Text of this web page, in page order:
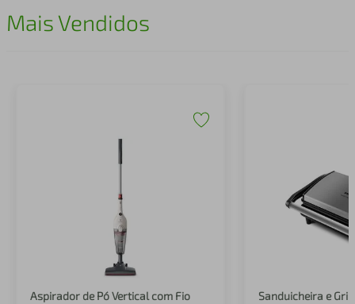
Mais Vendidos
Aspirador de Pó Vertical com Fio
Sanduicheira e